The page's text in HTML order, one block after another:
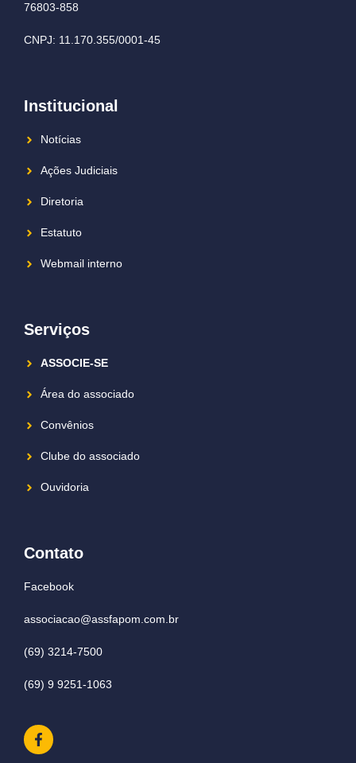
76803-858
CNPJ: 11.170.355/0001-45
Institucional
Notícias
Ações Judiciais
Diretoria
Estatuto
Webmail interno
Serviços
ASSOCIE-SE
Área do associado
Convênios
Clube do associado
Ouvidoria
Contato
Facebook
associacao@assfapom.com.br
(69) 3214-7500
(69) 9 9251-1063